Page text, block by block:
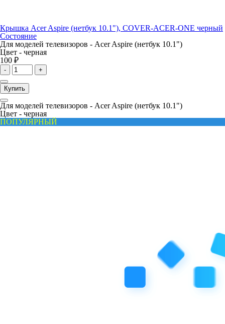
Крышка Acer Aspire (нетбук 10.1"), COVER-ACER-ONE черный
Состояние
Для моделей телевизоров - Acer Aspire (нетбук 10.1")
Цвет - черная
100 ₽
- +
Купить
Для моделей телевизоров - Acer Aspire (нетбук 10.1")
Цвет - черная
ПОПУЛЯРНЫЙ